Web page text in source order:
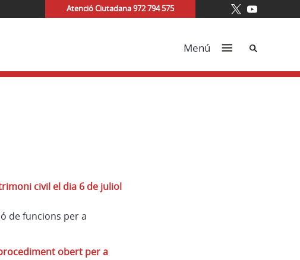
Atenció Ciutadana 972 794 575
Menú Cerca
civil el dia 6 de juliol
de funcions per a
obert per a